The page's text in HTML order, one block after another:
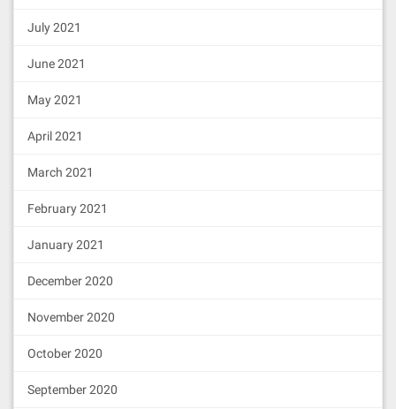
July 2021
June 2021
May 2021
April 2021
March 2021
February 2021
January 2021
December 2020
November 2020
October 2020
September 2020